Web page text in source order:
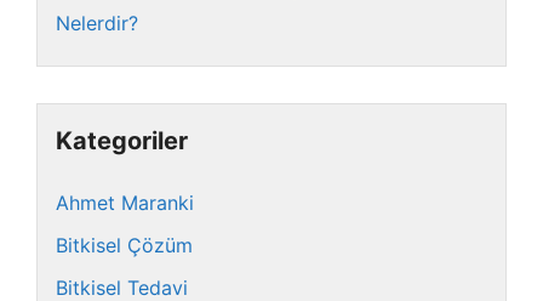
Nelerdir?
Kategoriler
Ahmet Maranki
Bitkisel Çözüm
Bitkisel Tedavi